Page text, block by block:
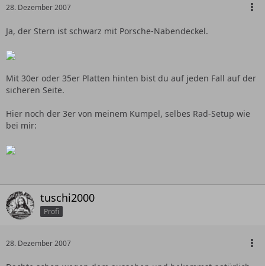
28. Dezember 2007
Ja, der Stern ist schwarz mit Porsche-Nabendeckel.
Mit 30er oder 35er Platten hinten bist du auf jeden Fall auf der
sicheren Seite.
Hier noch der 3er von meinem Kumpel, selbes Rad-Setup wie
bei mir:
tuschi2000
Profi
28. Dezember 2007